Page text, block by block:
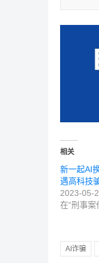
相关
新一起AI
遇高科技
2023-05-
在“刑事案
AI诈骗